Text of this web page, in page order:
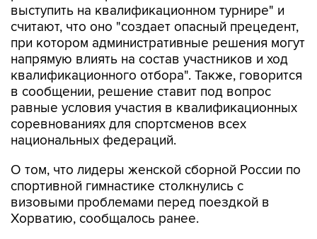
выступить на квалификационном турнире" и
считают, что оно "создает опасный прецедент,
при котором административные решения могут
напрямую влиять на состав участников и ход
квалификационного отбора". Также, говорится
в сообщении, решение ставит под вопрос
равные условия участия в квалификационных
соревнованиях для спортсменов всех
национальных федераций.
О том, что лидеры женской сборной России по
спортивной гимнастике столкнулись с
визовыми проблемами перед поездкой в
Хорватию, сообщалось ранее.